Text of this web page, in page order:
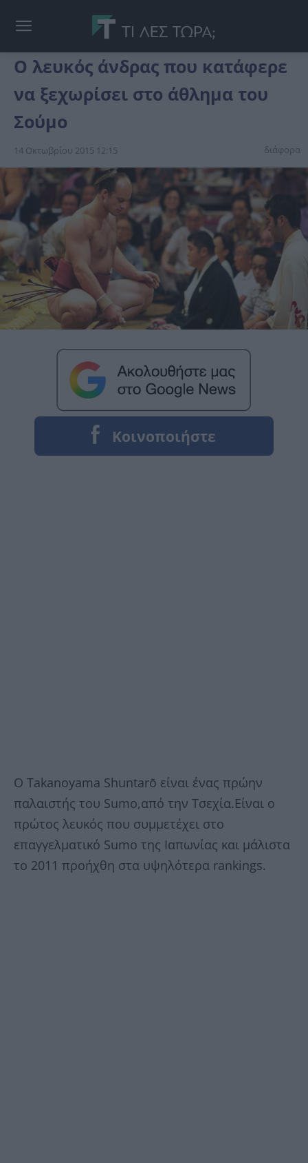
Ο λευκός άνδρας που κατάφερε
να ξεχωρίσει στο άθλημα του
Σούμο
14 Οκτωβρίου 2015 12:15 διάφορα
Ο Takanoyama Shuntarō είναι ένας πρώην
παλαιστής του Sumo,από την Τσεχία.Είναι ο
πρώτος λευκός που συμμετέχει στο
επαγγελματικό Sumo της Ιαπωνίας και μάλιστα
το 2011 προήχθη στα υψηλότερα rankings.